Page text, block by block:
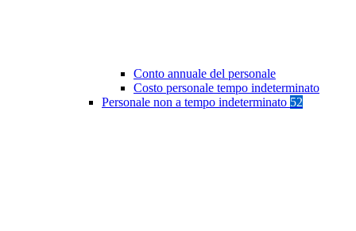
Conto annuale del personale
Costo personale tempo indeterminato
Personale non a tempo indeterminato 52